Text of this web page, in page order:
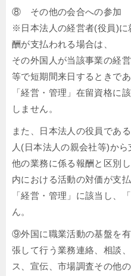
⑧ その他の会合への参加
※日本法人の経営者(役員)に
酬が支払われる場合は、
その外国人が当該事業の経
等で短期間来日するときであ
「経営・管理」在留資格に
しません。
また、日本法人の役員であ
人(日本法人の親会社等)から
他の業務に係る報酬と区別
内における活動の対価が支払
「経営・管理」に該当し、
ん。
⑨外国に職業活動の基盤を
張して行う業務連絡、相談
ス、宣伝、市場調査その他